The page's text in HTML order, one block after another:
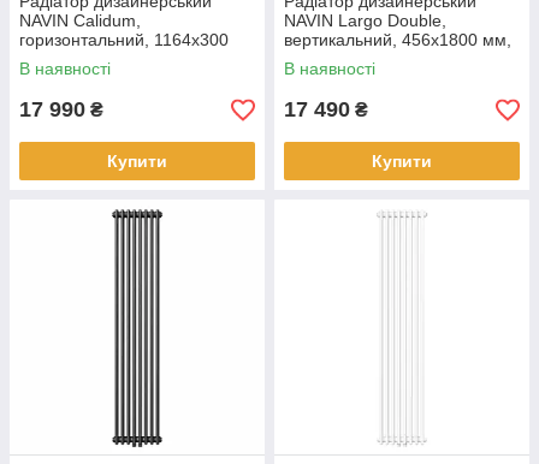
NAVIN Calidum,
горизонтальний, 1164x300
мм, 812 Вт, нижнє
підключення 50 мм, білий
В наявності
17 990 ₴
Купити
NAVIN Largo Double,
вертикальний, 456x1800 мм,
1386 Вт, нижнє підключення
50 мм, чорний муар
В наявності
17 490 ₴
Купити